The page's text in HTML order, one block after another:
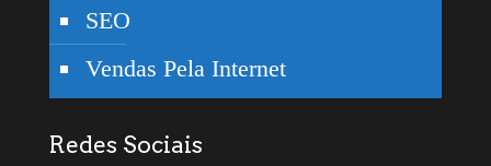
SEO
Vendas Pela Internet
Redes Sociais